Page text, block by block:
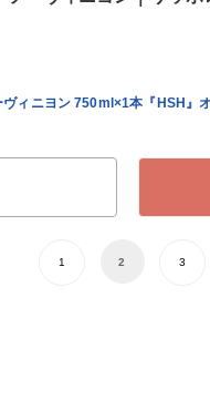
ィニヨン 750ml×1本『HSH』
1 2 3